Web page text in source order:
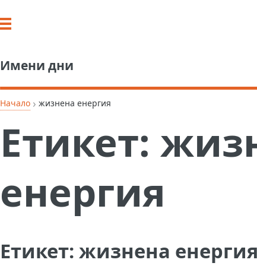
Имени дни
Начало › жизнена енергия
Етикет:
енергия
Етикет: жизнена енергия